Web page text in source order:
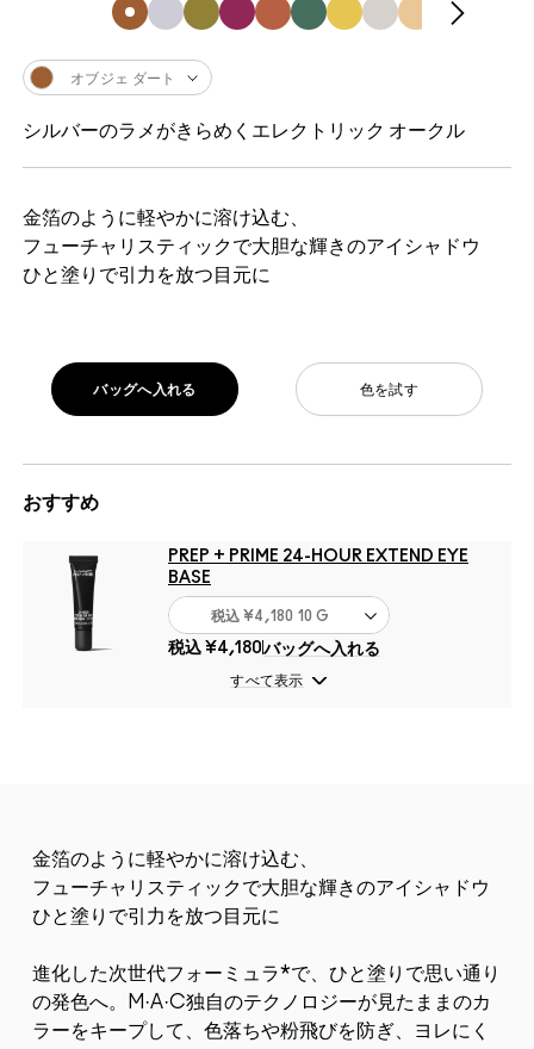
金箔のように軽やかに溶け込む、
フューチャリスティックで大胆な輝きのアイシャドウ
ひと塗りで引力を放つ目元に
オブジェ ダート
シルバーのラメがきらめくエレクトリック オークル
おすすめ
PREP + PRIME 24-HOUR EXTEND EYE
BASE
税込 ¥4,180 10 G
税込 ¥4,180バッグへ入れる
すべて表示
色を試す
バッグへ入れる
金箔のように軽やかに溶け込む、
フューチャリスティックで大胆な輝きのアイシャドウ
ひと塗りで引力を放つ目元に
進化した次世代フォーミュラ*で、ひと塗りで思い通り
の発色へ。M·A·C独自のテクノロジーが見たままのカ
ラーをキープして、色落ちや粉飛びを防ぎ、ヨレにく